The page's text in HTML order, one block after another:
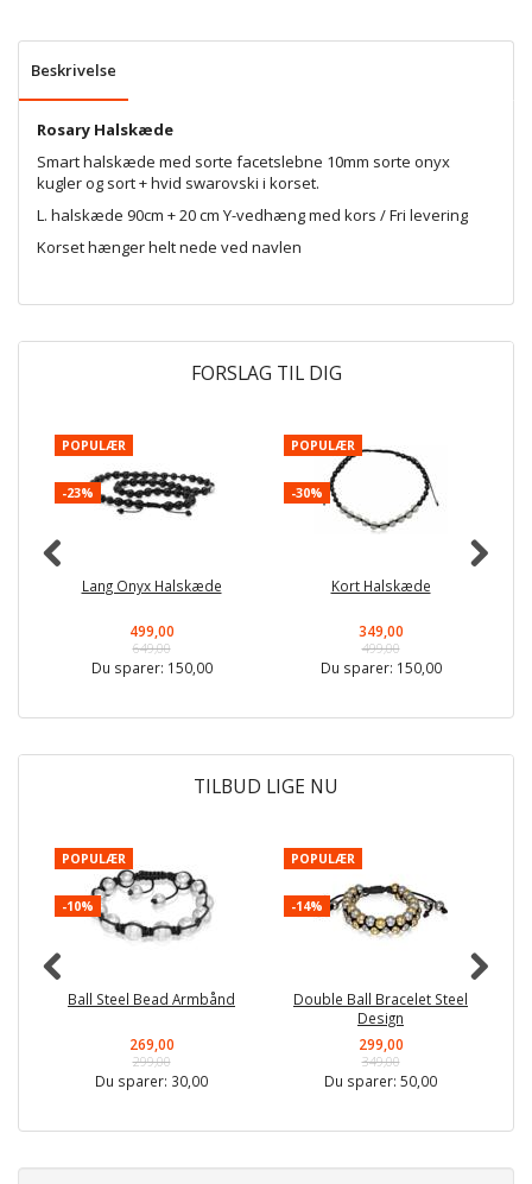
Beskrivelse
Rosary Halskæde
Smart halskæde med sorte facetslebne 10mm sorte onyx
kugler og sort + hvid swarovski i korset.
L. halskæde 90cm + 20 cm Y-vedhæng med kors / Fri levering
Korset hænger helt nede ved navlen
FORSLAG TIL DIG
POPULÆR
-23%
Lang Onyx Halskæde
499,00
649,00
Du sparer: 150,00
POPULÆR
-30%
Kort Halskæde
349,00
499,00
Du sparer: 150,00
TILBUD LIGE NU
POPULÆR
-10%
Ball Steel Bead Armbånd
269,00
299,00
Du sparer: 30,00
POPULÆR
-14%
Double Ball Bracelet Steel
Design
299,00
349,00
Du sparer: 50,00